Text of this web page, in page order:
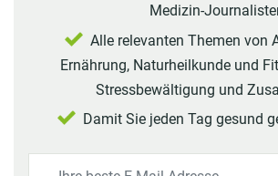
Medizin-
Alle relevanten Themen von
Ernährung, Naturheilkunde und
Stressbewältigung und
Damit Sie jeden Tag gesund